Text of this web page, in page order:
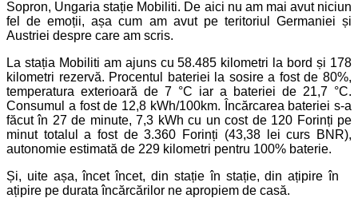
Sopron, Ungaria stație Mobiliti. De aici nu am mai avut niciun
fel de emoții, așa cum am avut pe teritoriul Germaniei și
Austriei despre care am scris.
La stația Mobiliti am ajuns cu 58.485 kilometri la bord și 178
kilometri rezervă. Procentul bateriei la sosire a fost de 80%,
temperatura exterioară de 7 °C iar a bateriei de 21,7 °C.
Consumul a fost de 12,8 kWh/100km. Încărcarea bateriei s-a
făcut în 27 de minute, 7,3 kWh cu un cost de 120 Forinți pe
minut totalul a fost de 3.360 Forinți (43,38 lei curs BNR),
autonomie estimată de 229 kilometri pentru 100% baterie.
Și, uite așa, încet încet, din stație în stație, din ațipire în
ațipire pe durata încărcărilor ne apropiem de casă.